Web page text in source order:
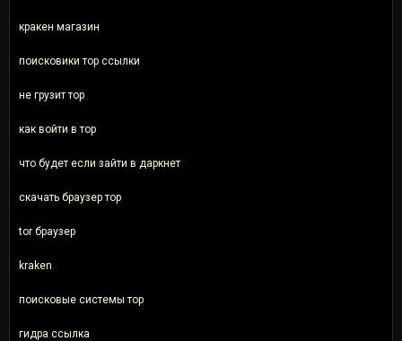
кракен магазин
поисковики тор ссылки
не грузит тор
как войти в тор
что будет если зайти в даркнет
скачать браузер тор
tor браузер
kraken
поисковые системы тор
гидра ссылка